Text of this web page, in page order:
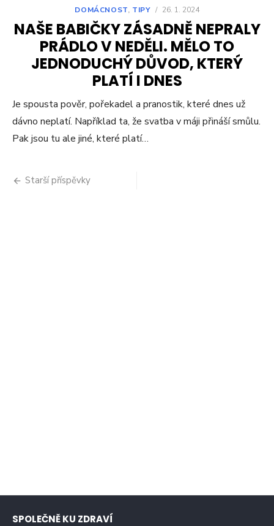
DOMÁCNOST, TIPY / 26. 1. 2024
NAŠE BABIČKY ZÁSADNĚ NEPRALY
PRÁDLO V NEDĚLI. MĚLO TO
JEDNODUCHÝ DŮVOD, KTERÝ
PLATÍ I DNES
Je spousta pověr, pořekadel a pranostik, které dnes už
dávno neplatí. Například ta, že svatba v máji přináší smůlu.
Pak jsou tu ale jiné, které platí…
Navigace
Starší příspěvky
SPOLEČNĚ KU ZDRAVÍ